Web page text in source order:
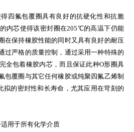
四氟包覆圈具有良好的抗硬化性和抗脆
内芯使得该密封圈在205℃的高温下仍能
在保持橡胶性能的同时又具有良好的耐压
过严格的质量控制，通过采用一种特殊的
全包着橡胶内芯，而且保证此种O形圈具
包覆圈与其它任何橡胶或纯聚四氟乙烯制
拟的密封性和长寿命，尤其应用在苛刻的
用于所有化学介质